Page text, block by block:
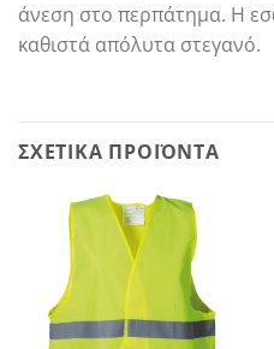
άνεση στο περπάτημα. Η
καθιστά απόλυτα στεγανό.
ΣΧΕΤΙΚΆ ΠΡΟΪΌΝΤΑ